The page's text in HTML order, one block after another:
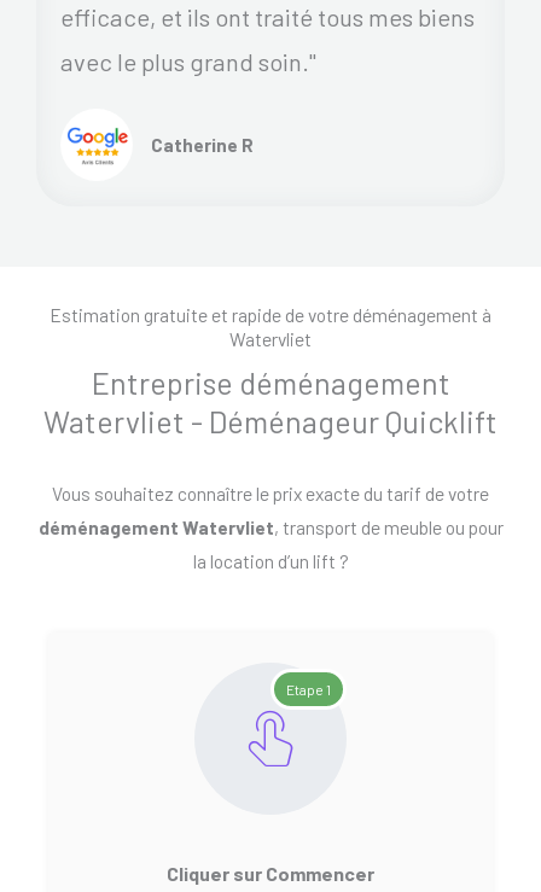
efficace, et ils ont traité tous mes biens
avec le plus grand soin."
Catherine R
Estimation gratuite et rapide de votre déménagement à
Watervliet
Entreprise déménagement
Watervliet - Déménageur Quicklift
Vous souhaitez connaître le prix exacte du tarif de votre
déménagement Watervliet, transport de meuble ou pour
la location d’un lift ?
Etape 1
Cliquer sur Commencer